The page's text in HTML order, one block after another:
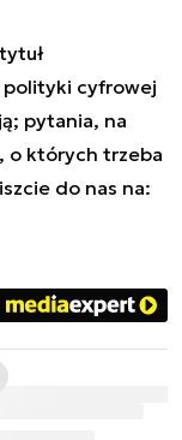
polityki cyfrowej
pytania, na
o których trzeba
do nas na: